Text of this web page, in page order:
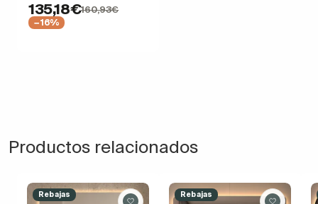
135,18€160,93€
−16%
Productos relacionados
Rebajas Rebajas